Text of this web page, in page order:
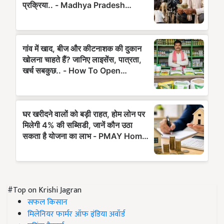
#Top on Krishi Jagran
सफल किसान
मिलेनियर फार्मर ऑफ इंडिया अवॉर्ड